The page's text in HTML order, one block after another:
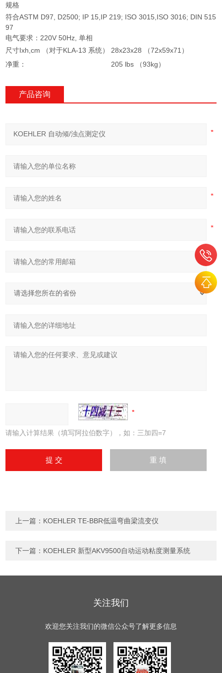
规格
符合ASTM D97, D2500; IP 15,IP 219; ISO 3015,ISO 3016; DIN 515
97
电气要求：220V 50Hz, 单相
尺寸Ixh,cm
（对于KLA-13 系统）
28x23x28 （72x59x71）
净重：
205 lbs （93kg）
产品咨询
请输入计算结果（填写阿拉伯数字），如：三加四=7
上一篇： KOEHLER TE-BBR低温弯曲梁流变仪
下一篇： KOEHLER 新型AKV9500自动运动粘度测量系统
关注我们
欢迎您关注我们的微信公众号了解更多信息